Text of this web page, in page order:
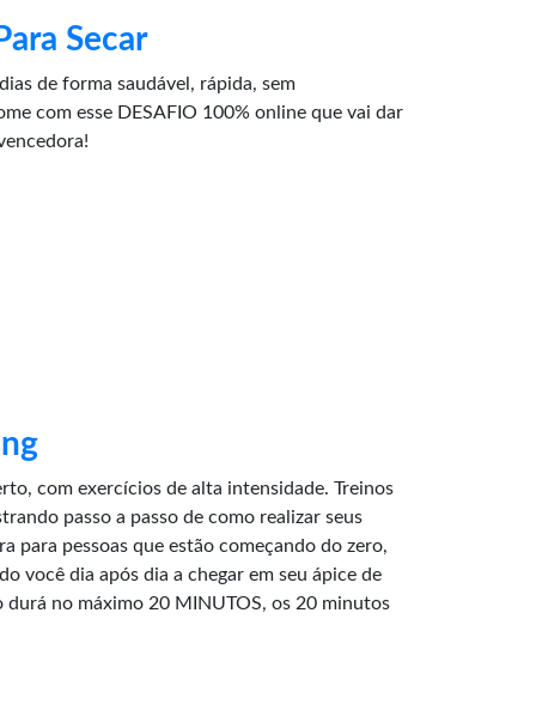
Secar
de forma saudável, rápida, sem
com esse DESAFIO 100% online que vai dar
com exercícios de alta intensidade. Treinos
passo a passo de como realizar seus
para pessoas que estão começando do zero,
você dia após dia a chegar em seu ápice de
no máximo 20 MINUTOS, os 20 minutos